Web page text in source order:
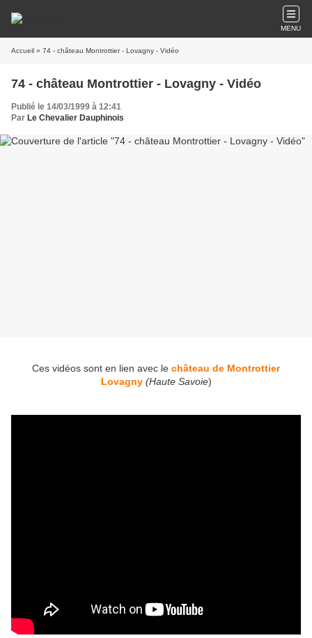
MENU
Accueil » 74 - château Montrottier - Lovagny - Vidéo
74 - château Montrottier - Lovagny - Vidéo
Publié le 14/03/1999 à 12:41
Par Le Chevalier Dauphinois
Ces vidéos sont en lien avec le château de Montrottier
Lovagny (Haute Savoie)